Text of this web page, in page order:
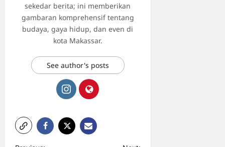
sekedar berita; ini memberikan
gambaran komprehensif tentang
budaya, gaya hidup, dan even di
kota Makassar.
See author's posts